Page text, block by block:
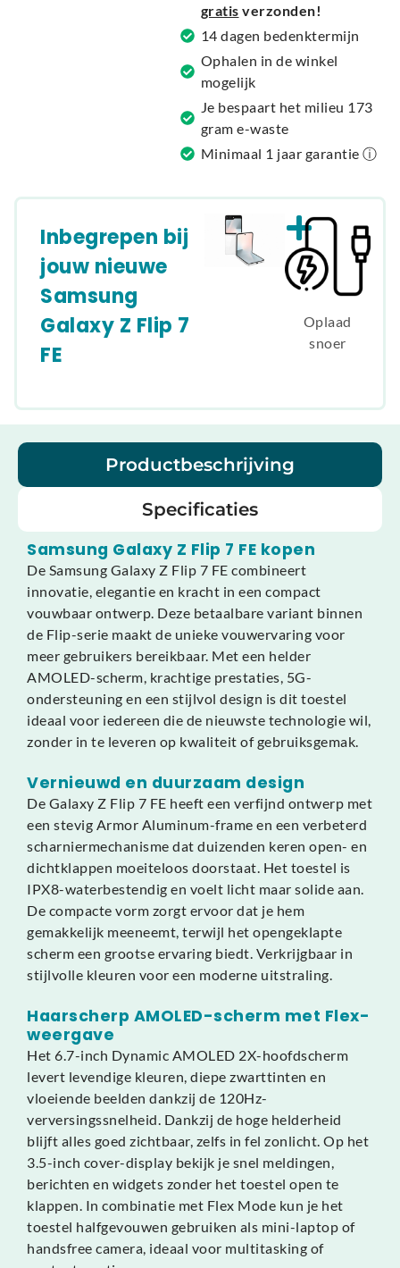
v
e
:
gratis verzonden!
14 dagen bedenktermijn
Ophalen in de winkel
mogelijk
Je bespaart het milieu 173
gram e-waste
Minimaal 1 jaar garantie ⓘ
Inbegrepen bij
jouw nieuwe
Samsung
Galaxy Z Flip 7
FE
Oplaad
snoer
Productbeschrijving
Specificaties
Samsung Galaxy Z Flip 7 FE kopen
De Samsung Galaxy Z Flip 7 FE combineert
innovatie, elegantie en kracht in een compact
vouwbaar ontwerp. Deze betaalbare variant binnen
de Flip-serie maakt de unieke vouwervaring voor
meer gebruikers bereikbaar. Met een helder
AMOLED-scherm, krachtige prestaties, 5G-
ondersteuning en een stijlvol design is dit toestel
ideaal voor iedereen die de nieuwste technologie wil,
zonder in te leveren op kwaliteit of gebruiksgemak.
Vernieuwd en duurzaam design
De Galaxy Z Flip 7 FE heeft een verfijnd ontwerp met
een stevig Armor Aluminum-frame en een verbeterd
scharniermechanisme dat duizenden keren open- en
dichtklappen moeiteloos doorstaat. Het toestel is
IPX8-waterbestendig en voelt licht maar solide aan.
De compacte vorm zorgt ervoor dat je hem
gemakkelijk meeneemt, terwijl het opengeklapte
scherm een grootse ervaring biedt. Verkrijgbaar in
stijlvolle kleuren voor een moderne uitstraling.
Haarscherp AMOLED-scherm met Flex-
weergave
Het 6.7-inch Dynamic AMOLED 2X-hoofdscherm
levert levendige kleuren, diepe zwarttinten en
vloeiende beelden dankzij de 120Hz-
verversingssnelheid. Dankzij de hoge helderheid
blijft alles goed zichtbaar, zelfs in fel zonlicht. Op het
3.5-inch cover-display bekijk je snel meldingen,
berichten en widgets zonder het toestel open te
klappen. In combinatie met Flex Mode kun je het
toestel halfgevouwen gebruiken als mini-laptop of
handsfree camera, ideaal voor multitasking of